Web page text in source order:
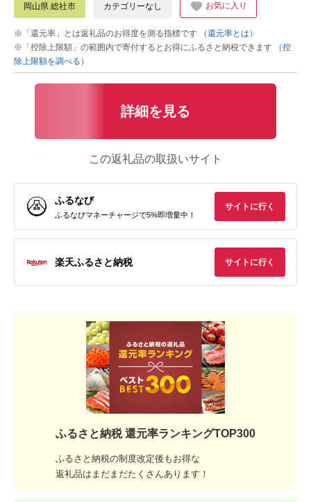
岡山県 総社市 カテゴリーなし お気に入り
※「還元率」とは返礼品のお得度を測る指標です
（還元率とは）
※「控除上限額」の範囲内で寄付するとお得にふるさと納税できます
（控
除上限額を調べる）
詳細を見る
この返礼品の取扱いサイト
ふるなび
ふるなびマネーチャージで5%即増量中！
サイトに行く
楽天ふるさと納税 サイトに行く
ふるさと納税 還元率ランキングTOP300
ふるさと納税の制度改定後もお得な
返礼品はまだまだたくさんあります！